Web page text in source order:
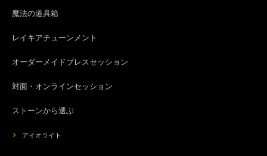
魔法の道具箱
レイキアチューンメント
オーダーメイドブレスセッション
対面・オンラインセッション
ストーンから選ぶ
アイオライト